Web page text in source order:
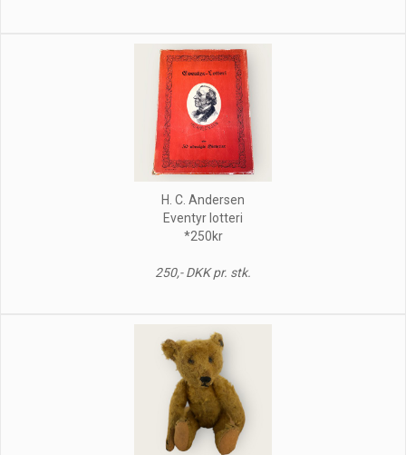
H. C. Andersen
Eventyr lotteri
*250kr
250,- DKK pr. stk.